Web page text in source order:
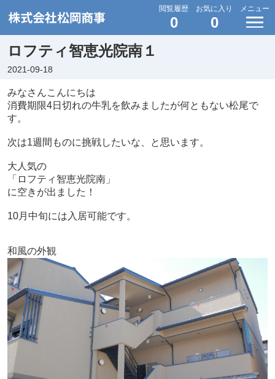
閲覧履歴
0
お気に入り
0
メニュー
ロフティ智恵光院南１
2021-09-18
みなさんこんにちは
消費期限4日切れの牛乳を飲みましたが何ともない松尾で
す。
次は1週間ものに挑戦したいな、と思います。
大人気の
「ロフティ智恵光院南」
に空きが出ました！
10月中旬には入居可能です。
和風の外観